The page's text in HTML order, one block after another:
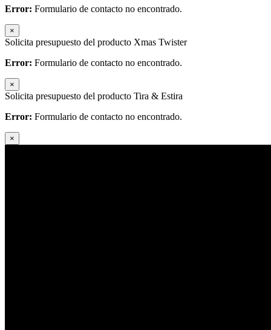
Error: Formulario de contacto no encontrado.
×
Solicita presupuesto del producto Xmas Twister
Error: Formulario de contacto no encontrado.
×
Solicita presupuesto del producto Tira & Estira
Error: Formulario de contacto no encontrado.
×